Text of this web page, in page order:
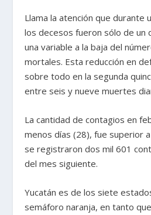
Llama la atención que durante
los decesos fueron sólo de un
una variable a la baja del
mortales. Esta reducción en
sobre todo en la segunda
entre seis y nueve muertes
La cantidad de contagios en
menos días (28), fue superior
se registraron dos mil 601
del mes siguiente.
Yucatán es de los siete
semáforo naranja, en tanto